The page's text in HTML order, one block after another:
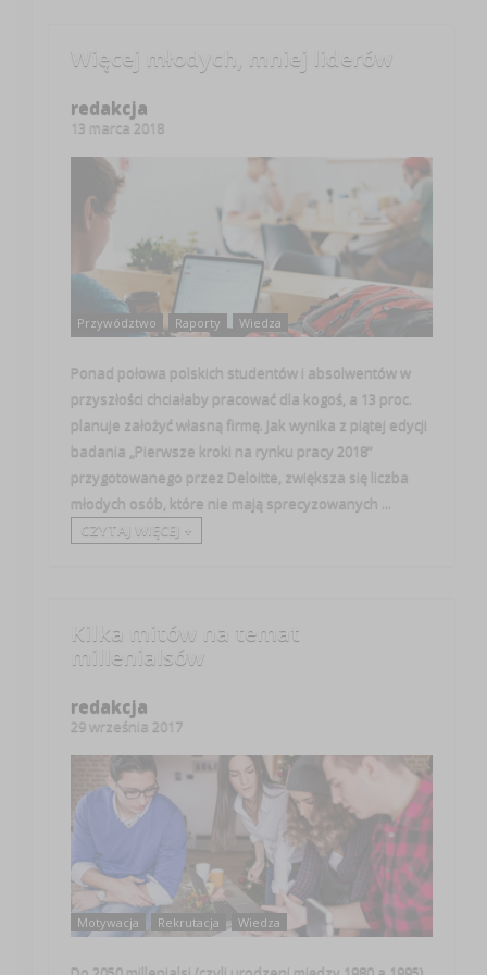
Więcej młodych, mniej liderów
redakcja
13 marca 2018
Przywództwo Raporty Wiedza
Ponad połowa polskich studentów i absolwentów w
przyszłości chciałaby pracować dla kogoś, a 13 proc.
planuje założyć własną firmę. Jak wynika z piątej edycji
badania „Pierwsze kroki na rynku pracy 2018”
przygotowanego przez Deloitte, zwiększa się liczba
młodych osób, które nie mają sprecyzowanych ...
CZYTAJ WIĘCEJ +
Kilka mitów na temat
millenialsów
redakcja
29 września 2017
Motywacja Rekrutacja Wiedza